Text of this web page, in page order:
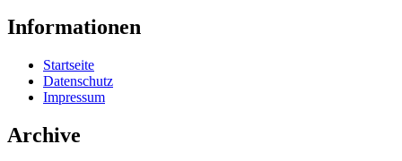
Informationen
Startseite
Datenschutz
Impressum
Archive